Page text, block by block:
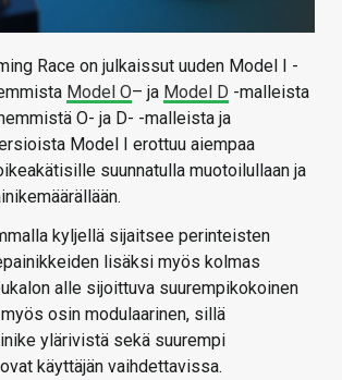
Race on julkaissut uuden Model I -
Model O– ja Model D -malleista
O- ja D- -malleista ja
Model I erottuu aiempaa
suunnatulla muotoilullaan ja
kyljellä sijaitsee perinteisten
lisäksi myös kolmas
alle sijoittuva suurempikokoinen
osin modulaarinen, sillä
ylärivistä sekä suurempi
käyttäjän vaihdettavissa.